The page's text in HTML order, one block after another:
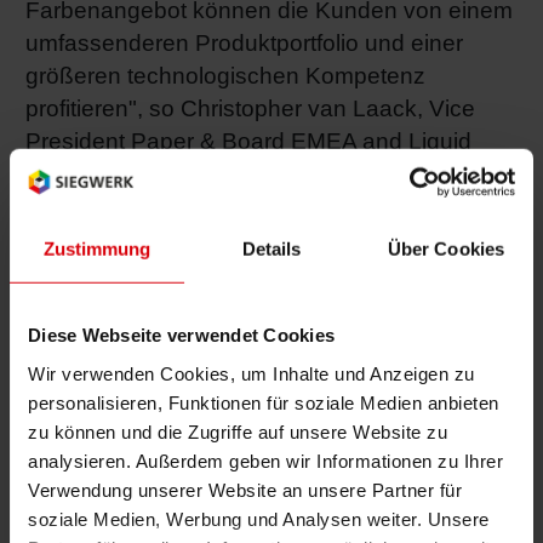
Zustimmung Details Über Cookies
Diese Webseite verwendet Cookies
Wir verwenden Cookies, um Inhalte und Anzeigen zu
personalisieren, Funktionen für soziale Medien anbieten
zu können und die Zugriffe auf unsere Website zu
analysieren. Außerdem geben wir Informationen zu Ihrer
Verwendung unserer Website an unsere Partner für
soziale Medien, Werbung und Analysen weiter. Unsere
Farbenangebot können die Kunden von einem
umfassenderen Produktportfolio und einer
größeren technologischen Kompetenz
profitieren", so Christopher van Laack, Vice
President Paper & Board EMEA and Liquid
Food Packaging bei Siegwerk. Beide
Unternehmen werden eng zusammenarbeiten,
um eine reibungslose Integration der
beider Unternehmen kommt.
"Wir freuen uns, dass wir mit Siegwerk einen
großartigen Partner und neuen Eigentümer für
unser Unternehmen gefunden haben.
Siegwerk wird unsere Druckfarben in eine
wesentlich größere Organisation integrieren